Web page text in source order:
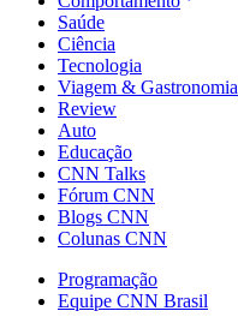
Saúde
Ciência
Tecnologia
Viagem & Gastronomia
Review
Auto
Educação
CNN Talks
Fórum CNN
Blogs CNN
Colunas CNN
Programação
Equipe CNN Brasil